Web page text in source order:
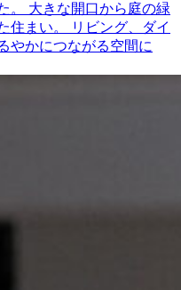
。 大きな開口から庭の緑
住まい。 リビング、ダイ
やかにつながる空間に